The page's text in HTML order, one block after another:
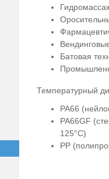
Батовая
Температурный
PA66
PA66GF
125°C)
PP